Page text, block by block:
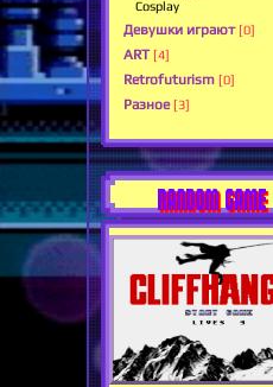
Cosplay
Девушки играют [0]
ART [4]
Retrofuturism [0]
Разное [3]
RANDOM GAME